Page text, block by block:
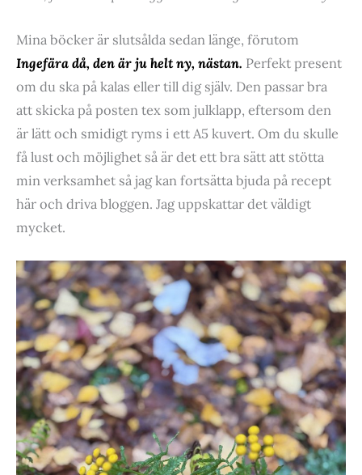
Mina böcker är slutsålda sedan länge, förutom
Ingefära då, den är ju helt ny, nästan. Perfekt present
om du ska på kalas eller till dig själv. Den passar bra
att skicka på posten tex som julklapp, eftersom den
är lätt och smidigt ryms i ett A5 kuvert. Om du skulle
få lust och möjlighet så är det ett bra sätt att stötta
min verksamhet så jag kan fortsätta bjuda på recept
här och driva bloggen. Jag uppskattar det väldigt
mycket.